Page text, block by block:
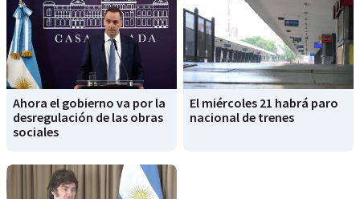
Ahora el gobierno va por la
desregulación de las obras
sociales
El miércoles 21 habrá paro
nacional de trenes